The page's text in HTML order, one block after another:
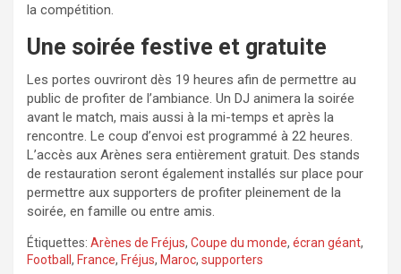
la compétition.
Une soirée festive et gratuite
Les portes ouvriront dès 19 heures afin de permettre au
public de profiter de l’ambiance. Un DJ animera la soirée
avant le match, mais aussi à la mi-temps et après la
rencontre. Le coup d’envoi est programmé à 22 heures.
L’accès aux Arènes sera entièrement gratuit. Des stands
de restauration seront également installés sur place pour
permettre aux supporters de profiter pleinement de la
soirée, en famille ou entre amis.
Étiquettes: Arènes de Fréjus, Coupe du monde, écran géant,
Football , France, Fréjus, Maroc, supporters